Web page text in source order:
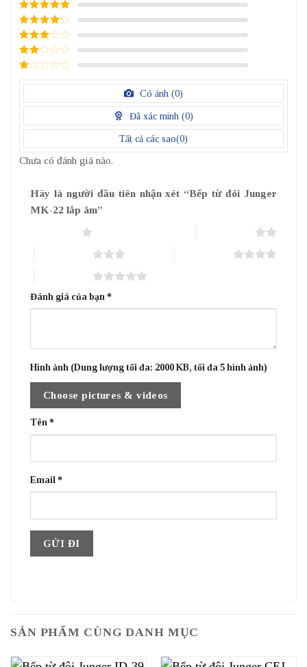
5/ 5 điểm
4/ 5
điểm
3/ 5
điểm
2/
điểm
1
điểm
Có ảnh (0)
Đã xác minh (0)
Tất cả các sao(0)
Chưa có đánh giá nào.
Hãy là người đầu tiên nhận xét “Bếp từ đôi Junger
MK-22 lắp âm”
Đánh giá của bạn *
Hình ảnh (Dung lượng tối đa: 2000 KB, tối đa 5 hình ảnh)
Choose pictures & videos
Tên *
Email *
SẢN PHẨM CÙNG DANH MỤC